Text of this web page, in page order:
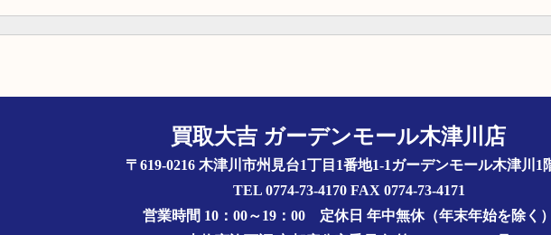
買取大吉 ガーデンモール木津川店
〒619-0216 木津川市州見台1丁目1番地1-1ガーデンモール木津
TEL 0774-73-4170 FAX 0774-73-4171
営業時間 10：00～19：00 定休日 年中無休（年末年始を除く